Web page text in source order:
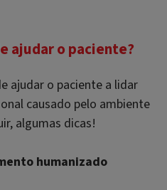
ajudar o paciente?
ajudar o paciente a lidar
causado pelo ambiente
algumas dicas!
humanizado